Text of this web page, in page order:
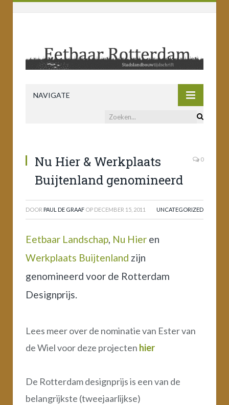
NAVIGATE
Nu Hier & Werkplaats
Buijtenland genomineerd
0
DOOR PAUL DE GRAAF OP DECEMBER 15, 2011 UNCATEGORIZED
Eetbaar Landschap, Nu Hier en
Werkplaats Buijtenland zijn
genomineerd voor de Rotterdam
Designprijs.
Lees meer over de nominatie van Ester van
de Wiel voor deze projecten hier
De Rotterdam designprijs is een van de
belangrijkste (tweejaarlijkse)